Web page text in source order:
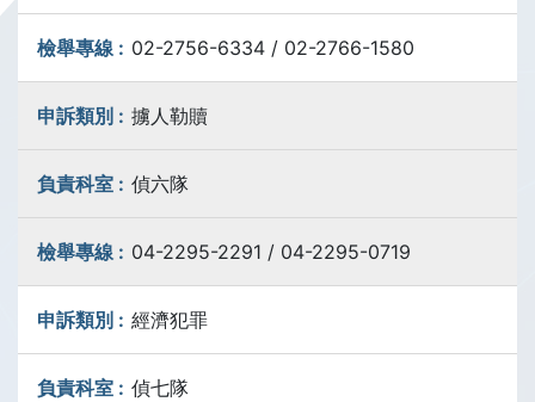
02-2756-6334 / 02-2766-1580
擄人勒贖
偵六隊
04-2295-2291 / 04-2295-0719
經濟犯罪
偵七隊